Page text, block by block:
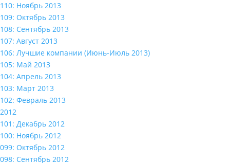
110: Ноябрь 2013
109: Октябрь 2013
108: Сентябрь 2013
107: Август 2013
106: Лучшие компании (Июнь-Июль 2013)
105: Май 2013
104: Апрель 2013
103: Март 2013
102: Февраль 2013
2012
101: Декабрь 2012
100: Ноябрь 2012
099: Октябрь 2012
098: Сентябрь 2012